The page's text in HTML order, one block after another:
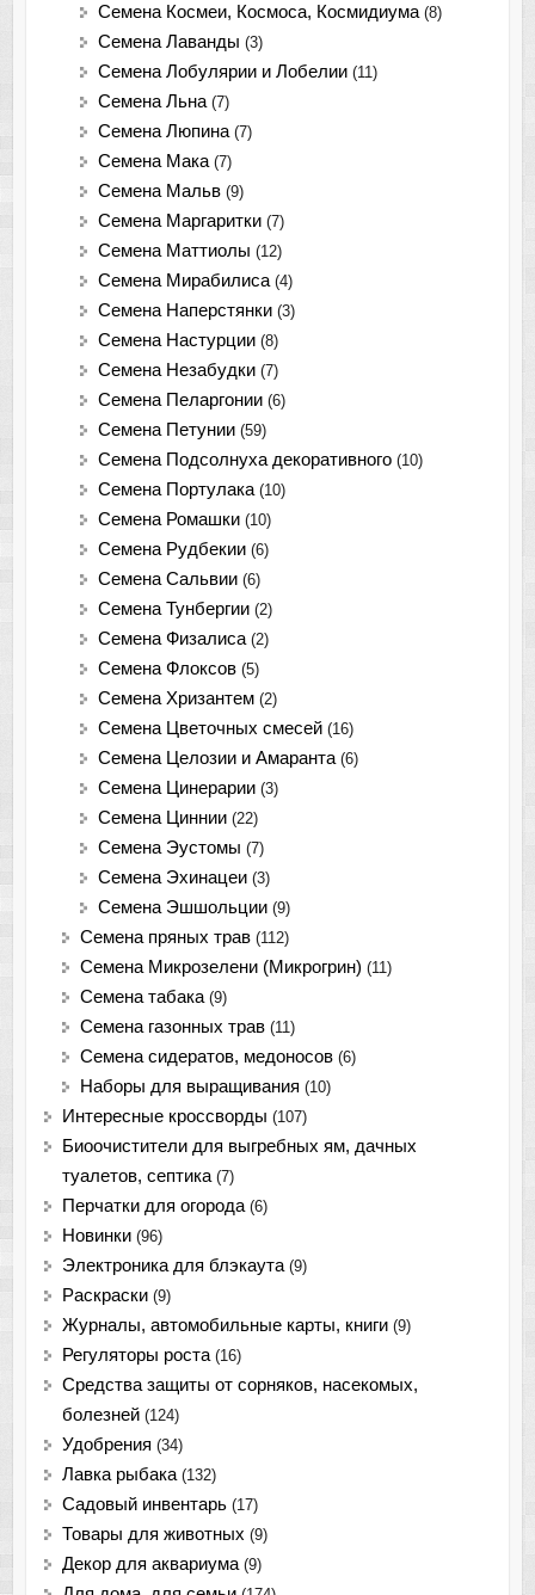
Семена Космеи, Космоса, Космидиума (8)
Семена Лаванды (3)
Семена Лобулярии и Лобелии (11)
Семена Льна (7)
Семена Люпина (7)
Семена Мака (7)
Семена Мальв (9)
Семена Маргаритки (7)
Семена Маттиолы (12)
Семена Мирабилиса (4)
Семена Наперстянки (3)
Семена Настурции (8)
Семена Незабудки (7)
Семена Пеларгонии (6)
Семена Петунии (59)
Семена Подсолнуха декоративного (10)
Семена Портулака (10)
Семена Ромашки (10)
Семена Рудбекии (6)
Семена Сальвии (6)
Семена Тунбергии (2)
Семена Физалиса (2)
Семена Флоксов (5)
Семена Хризантем (2)
Семена Цветочных смесей (16)
Семена Целозии и Амаранта (6)
Семена Цинерарии (3)
Семена Циннии (22)
Семена Эустомы (7)
Семена Эхинацеи (3)
Семена Эшшольции (9)
Семена пряных трав (112)
Семена Микрозелени (Микрогрин) (11)
Семена табака (9)
Семена газонных трав (11)
Семена сидератов, медоносов (6)
Наборы для выращивания (10)
Интересные кроссворды (107)
Биоочистители для выгребных ям, дачных
туалетов, септика (7)
Перчатки для огорода (6)
Новинки (96)
Электроника для блэкаута (9)
Раскраски (9)
Журналы, автомобильные карты, книги (9)
Регуляторы роста (16)
Средства защиты от сорняков, насекомых,
болезней (124)
Удобрения (34)
Лавка рыбака (132)
Садовый инвентарь (17)
Товары для животных (9)
Декор для аквариума (9)